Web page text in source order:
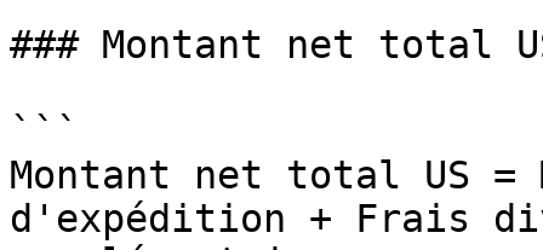
### Montant net total
```
Montant net total US =
d'expédition + Frais